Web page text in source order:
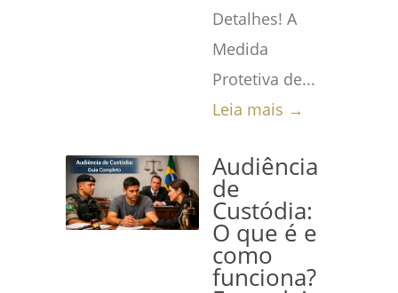
Detalhes! A
Medida
Protetiva de...
Leia mais →
Audiência
de
Custódia:
O que é e
como
funciona?